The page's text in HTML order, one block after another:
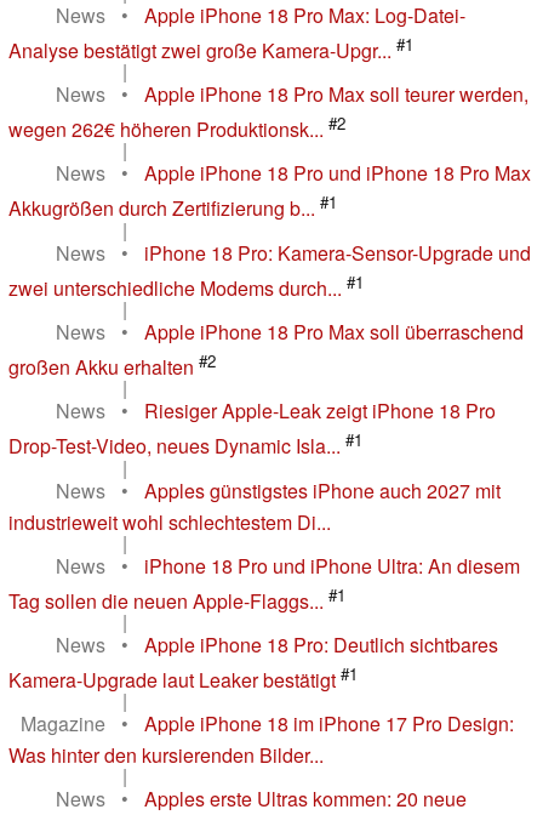
News
•
Apple iPhone 18 Pro Max: Log-Datei-
Analyse bestätigt zwei große Kamera-Upgr... #1
|
News
•
Apple iPhone 18 Pro Max soll teurer werden,
wegen 262€ höheren Produktionsk... #2
|
News
•
Apple iPhone 18 Pro und iPhone 18 Pro Max
Akkugrößen durch Zertifizierung b... #1
|
News
•
iPhone 18 Pro: Kamera-Sensor-Upgrade und
zwei unterschiedliche Modems durch... #1
|
News
•
Apple iPhone 18 Pro Max soll überraschend
großen Akku erhalten #2
|
News
•
Riesiger Apple-Leak zeigt iPhone 18 Pro
Drop-Test-Video, neues Dynamic Isla... #1
|
News
•
Apples günstigstes iPhone auch 2027 mit
industrieweit wohl schlechtestem Di...
|
News
•
iPhone 18 Pro und iPhone Ultra: An diesem
Tag sollen die neuen Apple-Flaggs... #1
|
News
•
Apple iPhone 18 Pro: Deutlich sichtbares
Kamera-Upgrade laut Leaker bestätigt #1
|
Magazine
•
Apple iPhone 18 im iPhone 17 Pro Design:
Was hinter den kursierenden Bilder...
|
News
•
Apples erste Ultras kommen: 20 neue